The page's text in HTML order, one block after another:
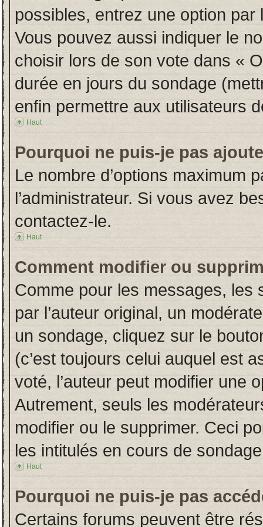
possibles, entrez une option
Vous pouvez aussi indiquer le
choisir lors de son vote dans «
durée en jours du sondage
enfin permettre aux utilisateurs
Haut
Pourquoi ne puis-je pas
Le nombre d’options maximum
l’administrateur. Si vous avez
contactez-le.
Haut
Comment modifier ou
Comme pour les messages, les
par l’auteur original, un
un sondage, cliquez sur le
(c’est toujours celui auquel est
voté, l’auteur peut modifier une
Autrement, seuls les
modifier ou le supprimer. Ceci
les intitulés en cours de
Haut
Pourquoi ne puis-je pas
Certains forums peuvent être